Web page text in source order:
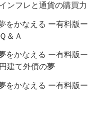
ンフレと通貨の購買力
をかなえる ー有料版ー
＆Ａ
をかなえる ー有料版ー
建て外債の夢
をかなえる ー有料版ー